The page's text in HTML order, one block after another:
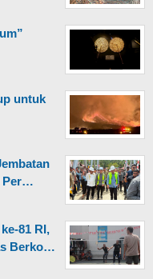
untuk
Per…
81 RI,
Berko…